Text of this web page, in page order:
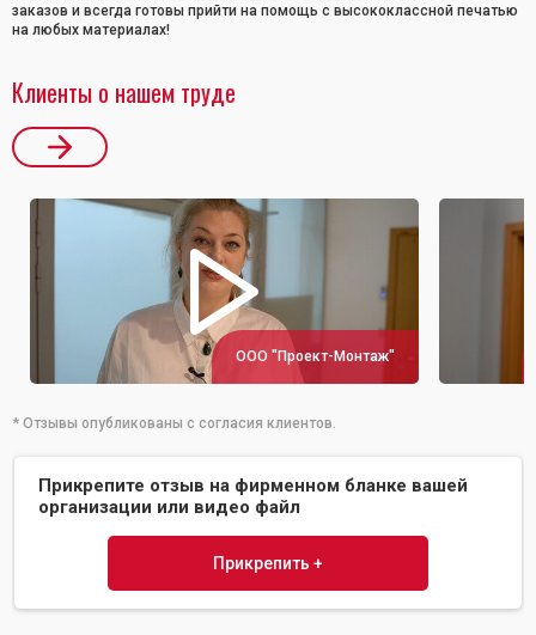
заказов и всегда готовы прийти на помощь с высококлассной печатью
на любых материалах!
Клиенты о нашем труде
ООО "Проект-Монтаж"
* Отзывы опубликованы с согласия клиентов.
Прикрепите отзыв на фирменном бланке вашей
организации или видео файл
Прикрепить +